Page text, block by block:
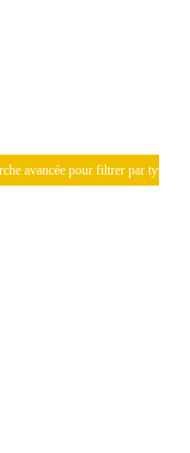
pour filtrer par type de pièce